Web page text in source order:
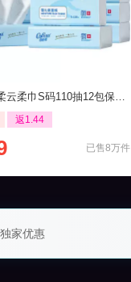
柔巾S码110抽12包保湿柔纸巾
返1.44
已售8万件
家优惠